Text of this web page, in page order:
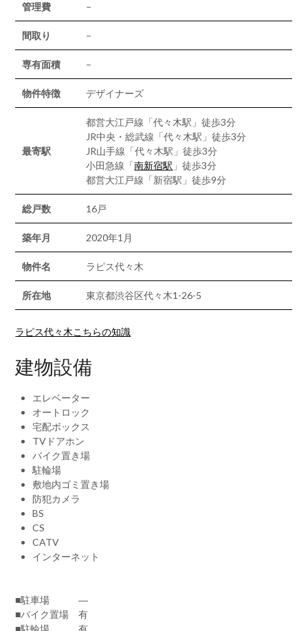
管理費 –
間取り –
専有面積 –
物件特徴 デザイナーズ
最寄駅
都営大江戸線「代々木駅」徒歩3分
JR中央・総武線「代々木駅」徒歩3分
JR山手線「代々木駅」徒歩3分
小田急線「南新宿駅 」徒歩3分
都営大江戸線「新宿駅」徒歩9分
総戸数 16戸
築年月 2020年1月
物件名 ラピス代々木
所在地 東京都渋谷区代々木1-26-5
ラピス代々木こちらの知識
建物設備
エレベーター
オートロック
宅配ボックス
TVドアホン
バイク置き場
駐輪場
敷地内ゴミ置き場
防犯カメラ
BS
CS
CATV
インターネット
■駐車場 ―
■バイク置場 有
■駐輪場 有